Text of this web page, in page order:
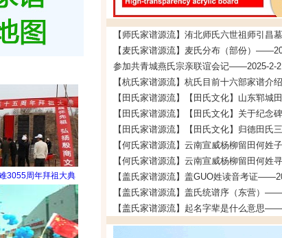
参加共青城燕氏宗亲联谊会记——2025-2-2
3055周年拜祖大典